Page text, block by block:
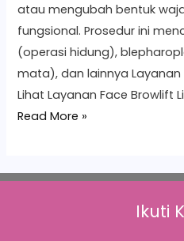
atau mengubah bentuk
fungsional. Prosedur ini
(operasi hidung),
mata), dan lainnya Layanan
Lihat Layanan Face Browlift
Read More »
Ikuti